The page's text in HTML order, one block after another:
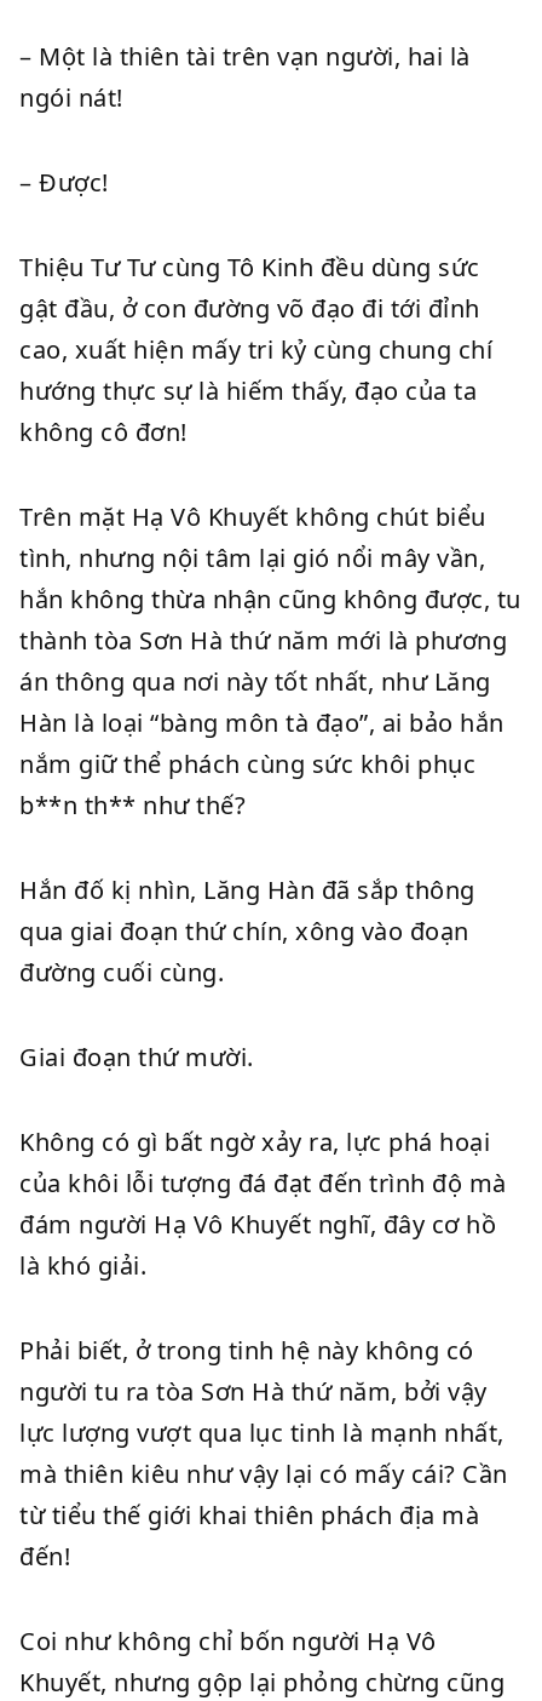
– Một là thiên tài trên vạn người, hai là
ngói nát!
– Được!
Thiệu Tư Tư cùng Tô Kinh đều dùng sức
gật đầu, ở con đường võ đạo đi tới đỉnh
cao, xuất hiện mấy tri kỷ cùng chung chí
hướng thực sự là hiếm thấy, đạo của ta
không cô đơn!
Trên mặt Hạ Vô Khuyết không chút biểu
tình, nhưng nội tâm lại gió nổi mây vần,
hắn không thừa nhận cũng không được, tu
thành tòa Sơn Hà thứ năm mới là phương
án thông qua nơi này tốt nhất, như Lăng
Hàn là loại “bàng môn tà đạo”, ai bảo hắn
nắm giữ thể phách cùng sức khôi phục
b**n th** như thế?
Hắn đố kị nhìn, Lăng Hàn đã sắp thông
qua giai đoạn thứ chín, xông vào đoạn
đường cuối cùng.
Giai đoạn thứ mười.
Không có gì bất ngờ xảy ra, lực phá hoại
của khôi lỗi tượng đá đạt đến trình độ mà
đám người Hạ Vô Khuyết nghĩ, đây cơ hồ
là khó giải.
Phải biết, ở trong tinh hệ này không có
người tu ra tòa Sơn Hà thứ năm, bởi vậy
lực lượng vượt qua lục tinh là mạnh nhất,
mà thiên kiêu như vậy lại có mấy cái? Cần
từ tiểu thế giới khai thiên phách địa mà
đến!
Coi như không chỉ bốn người Hạ Vô
Khuyết, nhưng gộp lại phỏng chừng cũng